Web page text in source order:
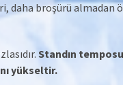
daha broşürü almadan
Standın
yükseltir.